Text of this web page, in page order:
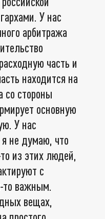
У нас
арбитража
часть и
находится на
со стороны
основную
У нас
не думаю, что
из этих людей,
с
то важным.
вещах,